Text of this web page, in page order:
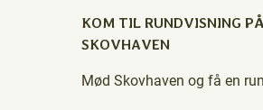
KOM TIL RUNDVISNING
SKOVHAVEN
Mød Skovhaven og få en